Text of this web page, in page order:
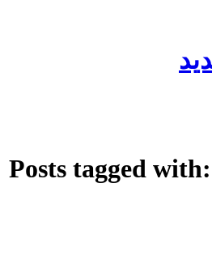
Posts tagged with: